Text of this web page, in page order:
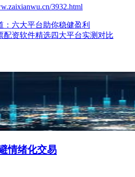
3932.html
：六大平台助你稳健盈利
配资软件精选四大平台实测对比
情绪化交易